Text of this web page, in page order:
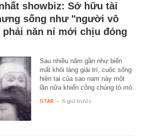
showbiz: Sở hữu tài
sống như "người vô
phải năn nỉ mới chịu đóng
Sau nhiều năm gần như biến
mất khỏi làng giải trí, cuộc sống
hiện tại của sao nam này một
lần nữa khiến công chúng tò mò.
STAR - 6 giờ trước